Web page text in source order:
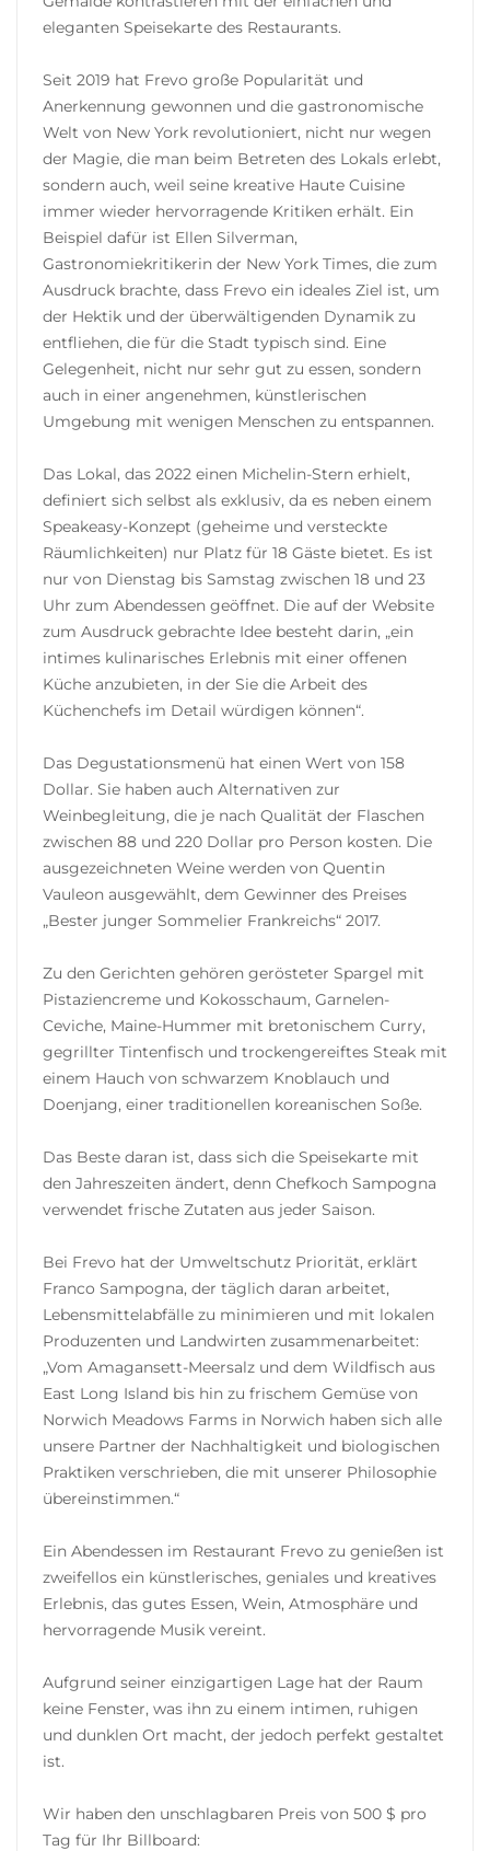
eleganten Speisekarte des Restaurants.
Seit 2019 hat Frevo große Popularität und
Anerkennung gewonnen und die gastronomische
Welt von New York revolutioniert, nicht nur wegen
der Magie, die man beim Betreten des Lokals erlebt,
sondern auch, weil seine kreative Haute Cuisine
immer wieder hervorragende Kritiken erhält. Ein
Beispiel dafür ist Ellen Silverman,
Gastronomiekritikerin der New York Times, die zum
Ausdruck brachte, dass Frevo ein ideales Ziel ist, um
der Hektik und der überwältigenden Dynamik zu
entfliehen, die für die Stadt typisch sind. Eine
Gelegenheit, nicht nur sehr gut zu essen, sondern
auch in einer angenehmen, künstlerischen
Umgebung mit wenigen Menschen zu entspannen.
Das Lokal, das 2022 einen Michelin-Stern erhielt,
definiert sich selbst als exklusiv, da es neben einem
Speakeasy-Konzept (geheime und versteckte
Räumlichkeiten) nur Platz für 18 Gäste bietet. Es ist
nur von Dienstag bis Samstag zwischen 18 und 23
Uhr zum Abendessen geöffnet. Die auf der Website
zum Ausdruck gebrachte Idee besteht darin, „ein
intimes kulinarisches Erlebnis mit einer offenen
Küche anzubieten, in der Sie die Arbeit des
Küchenchefs im Detail würdigen können“.
Das Degustationsmenü hat einen Wert von 158
Dollar. Sie haben auch Alternativen zur
Weinbegleitung, die je nach Qualität der Flaschen
zwischen 88 und 220 Dollar pro Person kosten. Die
ausgezeichneten Weine werden von Quentin
Vauleon ausgewählt, dem Gewinner des Preises
„Bester junger Sommelier Frankreichs“ 2017.
Zu den Gerichten gehören gerösteter Spargel mit
Pistaziencreme und Kokosschaum, Garnelen-
Ceviche, Maine-Hummer mit bretonischem Curry,
gegrillter Tintenfisch und trockengereiftes Steak mit
einem Hauch von schwarzem Knoblauch und
Doenjang, einer traditionellen koreanischen Soße.
Das Beste daran ist, dass sich die Speisekarte mit
den Jahreszeiten ändert, denn Chefkoch Sampogna
verwendet frische Zutaten aus jeder Saison.
Bei Frevo hat der Umweltschutz Priorität, erklärt
Franco Sampogna, der täglich daran arbeitet,
Lebensmittelabfälle zu minimieren und mit lokalen
Produzenten und Landwirten zusammenarbeitet:
„Vom Amagansett-Meersalz und dem Wildfisch aus
East Long Island bis hin zu frischem Gemüse von
Norwich Meadows Farms in Norwich haben sich alle
unsere Partner der Nachhaltigkeit und biologischen
Praktiken verschrieben, die mit unserer Philosophie
übereinstimmen.“
Ein Abendessen im Restaurant Frevo zu genießen ist
zweifellos ein künstlerisches, geniales und kreatives
Erlebnis, das gutes Essen, Wein, Atmosphäre und
hervorragende Musik vereint.
Aufgrund seiner einzigartigen Lage hat der Raum
keine Fenster, was ihn zu einem intimen, ruhigen
und dunklen Ort macht, der jedoch perfekt gestaltet
ist.
Wir haben den unschlagbaren Preis von 500 $ pro
Tag für Ihr Billboard: